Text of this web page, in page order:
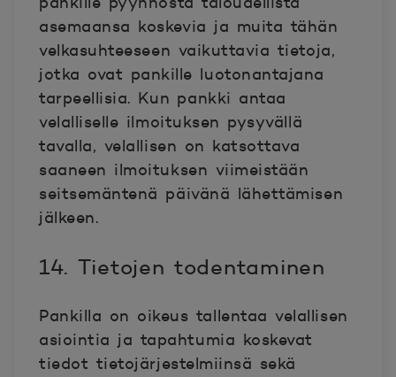
asemaansa koskevia ja muita tähän
velkasuhteeseen vaikuttavia tietoja,
jotka ovat pankille luotonantajana
tarpeellisia. Kun pankki antaa
velalliselle ilmoituksen pysyvällä
tavalla, velallisen on katsottava
saaneen ilmoituksen viimeistään
seitsemäntenä päivänä lähettämisen
jälkeen.
14. Tietojen todentaminen
Pankilla on oikeus tallentaa velallisen
asiointia ja tapahtumia koskevat
tiedot tietojärjestelmiinsä sekä